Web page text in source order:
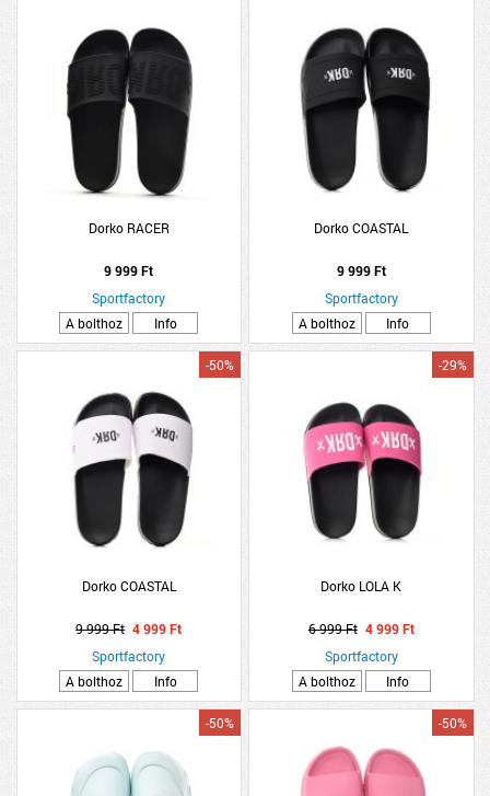
Dorko RACER
9 999 Ft
Sportfactory
A bolthoz
Info
Dorko COASTAL
9 999 Ft
Sportfactory
A bolthoz
Info
Dorko COASTAL
-50%
9 999 Ft 4 999 Ft
Sportfactory
A bolthoz
Info
Dorko LOLA K
-29%
6 999 Ft 4 999 Ft
Sportfactory
A bolthoz
Info
-50% -50%